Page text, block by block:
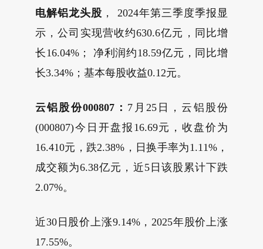
电解铝龙头股 ， 2024年第三季度季报显
示，公司实现营收约630.6亿元，同比增
长16.04%； 净利润约18.59亿元，同比增
长3.34%；基本每股收益0.12元。
云铝股份000807： 7月25日，云铝股份
(000807)今日开盘报16.69元，收盘价为
16.410元，跌2.38%，日换手率为1.11%，
成交额为6.38亿元，近5日该股累计下跌
2.07%。
近30日股价上涨9.14%，2025年股价上涨
17.55%。